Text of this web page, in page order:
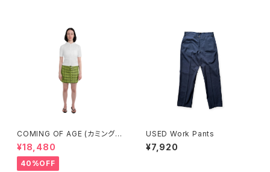
COMING OF AGE (カミングオ
ブエイジ) DRAWSTRING MIN
I SKIRT (GINGHAM LIME/BL
ACK）
¥18,480
40%OFF
USED Work Pants
¥7,920